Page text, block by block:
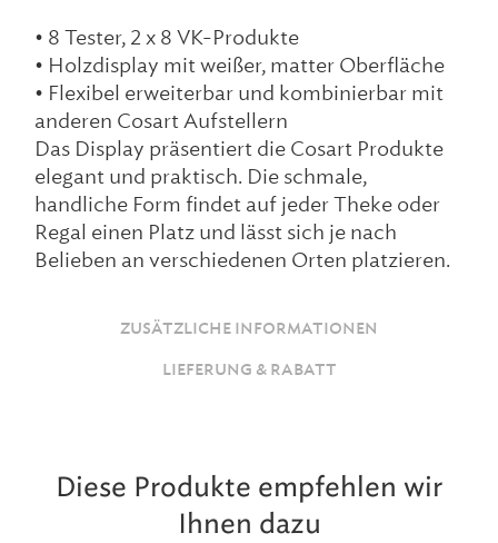
• 8 Tester, 2 x 8 VK-Produkte
• Holzdisplay mit weißer, matter Oberfläche
• Flexibel erweiterbar und kombinierbar mit
anderen Cosart Aufstellern
Das Display präsentiert die Cosart Produkte
elegant und praktisch. Die schmale,
handliche Form findet auf jeder Theke oder
Regal einen Platz und lässt sich je nach
Belieben an verschiedenen Orten platzieren.
ZUSÄTZLICHE INFORMATIONEN
LIEFERUNG & RABATT
Diese Produkte empfehlen wir
Ihnen dazu